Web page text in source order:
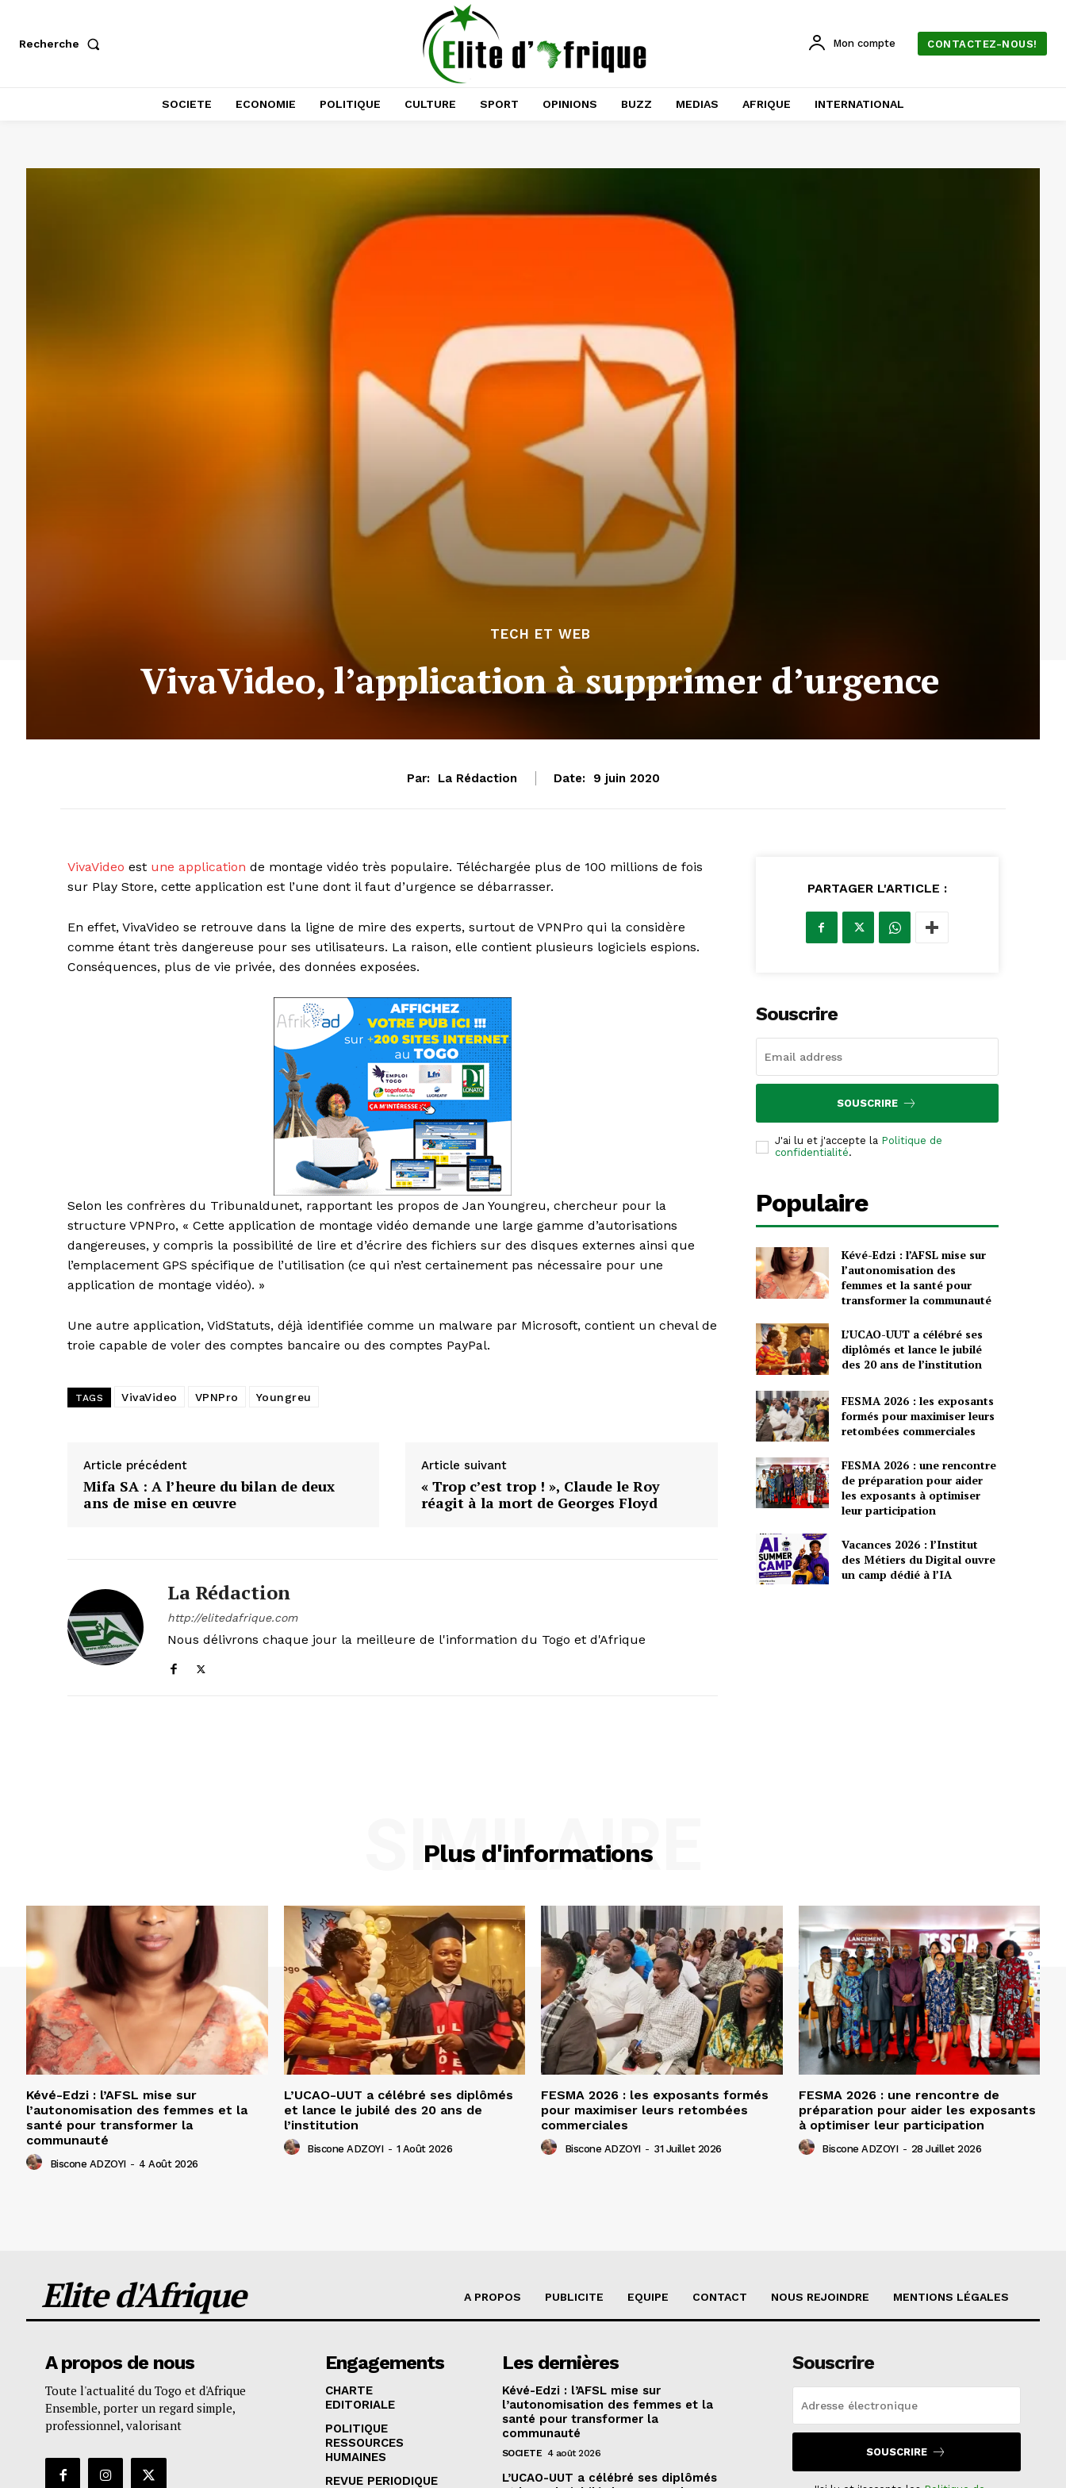
Recherche Mon compte CONTACTEZ-NOUS!
SOCIETE ECONOMIE POLITIQUE CULTURE SPORT OPINIONS BUZZ MEDIAS AFRIQUE INTERNATIONAL
TECH ET WEB
VivaVideo, l’application à supprimer d’urgence
Par: La Rédaction Date: 9 juin 2020
VivaVideo est une application de montage vidéo très populaire. Téléchargée plus de 100 millions de fois
sur Play Store, cette application est l’une dont il faut d’urgence se débarrasser.
En effet, VivaVideo se retrouve dans la ligne de mire des experts, surtout de VPNPro qui la considère
comme étant très dangereuse pour ses utilisateurs. La raison, elle contient plusieurs logiciels espions.
Conséquences, plus de vie privée, des données exposées.
Selon les confrères du Tribunaldunet, rapportant les propos de Jan Youngreu, chercheur pour la
structure VPNPro, « Cette application de montage vidéo demande une large gamme d’autorisations
dangereuses, y compris la possibilité de lire et d’écrire des fichiers sur des disques externes ainsi que
l’emplacement GPS spécifique de l’utilisation (ce qui n’est certainement pas nécessaire pour une
application de montage vidéo). »
Une autre application, VidStatuts, déjà identifiée comme un malware par Microsoft, contient un cheval de
troie capable de voler des comptes bancaire ou des comptes PayPal.
TAGS VivaVideo VPNPro Youngreu
Article précédent
Mifa SA : A l’heure du bilan de deux
ans de mise en œuvre
Article suivant
« Trop c’est trop ! », Claude le Roy
réagit à la mort de Georges Floyd
La Rédaction
http://elitedafrique.com
Nous délivrons chaque jour la meilleure de l'information du Togo et d'Afrique
PARTAGER L'ARTICLE :
Souscrire
SOUSCRIRE
J'ai lu et j'accepte la Politique de
confidentialité.
Populaire
Kévé-Edzi : l’AFSL mise sur
l’autonomisation des
femmes et la santé pour
transformer la communauté
L’UCAO-UUT a célébré ses
diplômés et lance le jubilé
des 20 ans de l’institution
FESMA 2026 : les exposants
formés pour maximiser leurs
retombées commerciales
FESMA 2026 : une rencontre
de préparation pour aider
les exposants à optimiser
leur participation
Vacances 2026 : l’Institut
des Métiers du Digital ouvre
un camp dédié à l’IA
Plus d'informations
SIMILAIRE
Kévé-Edzi : l’AFSL mise sur
l’autonomisation des femmes et la
santé pour transformer la
communauté
Biscone ADZOYI - 4 Août 2026
L’UCAO-UUT a célébré ses diplômés
et lance le jubilé des 20 ans de
l’institution
Biscone ADZOYI - 1 Août 2026
FESMA 2026 : les exposants formés
pour maximiser leurs retombées
commerciales
Biscone ADZOYI - 31 Juillet 2026
FESMA 2026 : une rencontre de
préparation pour aider les exposants
à optimiser leur participation
Biscone ADZOYI - 28 Juillet 2026
Elite d'Afrique A PROPOS PUBLICITE EQUIPE CONTACT NOUS REJOINDRE MENTIONS LÉGALES
A propos de nous
Toute l'actualité du Togo et d'Afrique
Ensemble, porter un regard simple,
professionnel, valorisant
Engagements
CHARTE
EDITORIALE
POLITIQUE
RESSOURCES
HUMAINES
REVUE PERIODIQUE
Les dernières
Kévé-Edzi : l’AFSL mise sur
l’autonomisation des femmes et la
santé pour transformer la
communauté
SOCIETE 4 août 2026
L’UCAO-UUT a célébré ses diplômés
Souscrire
SOUSCRIRE